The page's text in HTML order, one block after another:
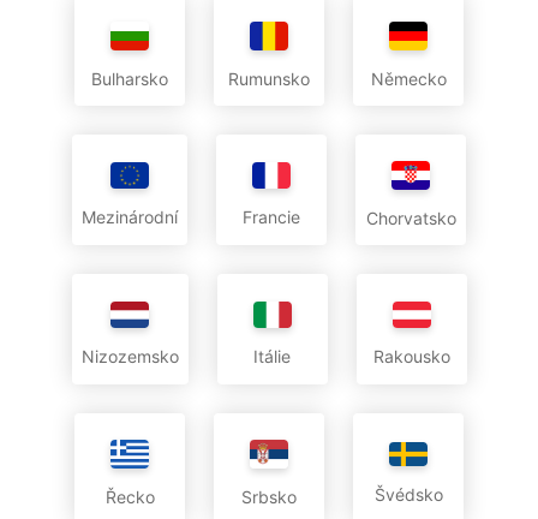
Bulharsko Rumunsko Německo
Mezinárodní Francie Chorvatsko
Nizozemsko Itálie Rakousko
Řecko Srbsko Švédsko